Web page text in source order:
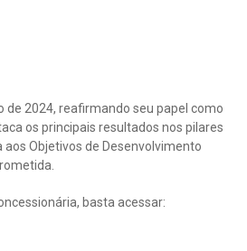
de 2024, reafirmando seu papel como
os principais resultados nos pilares
Objetivos de Desenvolvimento
basta acessar: